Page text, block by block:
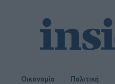
Οικονομία Πολιτική